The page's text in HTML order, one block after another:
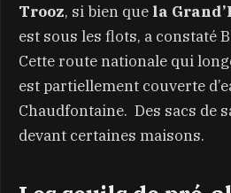
Trooz, si bien que la
est sous les flots, a constaté
Cette route nationale qui
est partiellement couverte
Chaudfontaine. Des sacs de
devant certaines maisons.